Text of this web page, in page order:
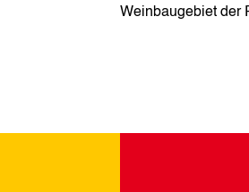
Weinbaugebiet der